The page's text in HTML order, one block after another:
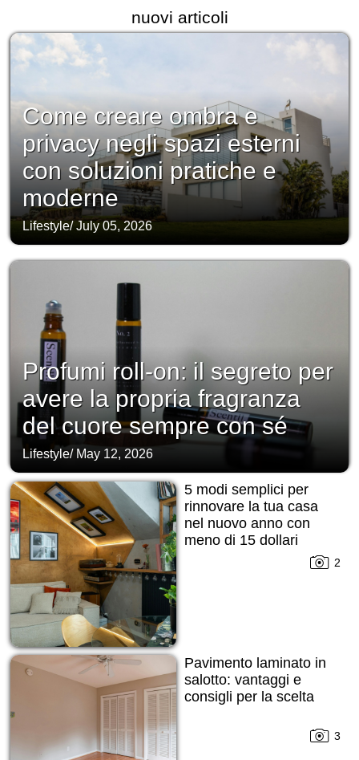
nuovi articoli
Come creare ombra e
privacy negli spazi esterni
con soluzioni pratiche e
moderne
Lifestyle/July 05, 2026
Profumi roll-on: il segreto per
avere la propria fragranza
del cuore sempre con sé
Lifestyle/ May 12, 2026
5 modi semplici per
rinnovare la tua casa
nel nuovo anno con
meno di 15 dollari
2
Pavimento laminato in
salotto: vantaggi e
consigli per la scelta
3